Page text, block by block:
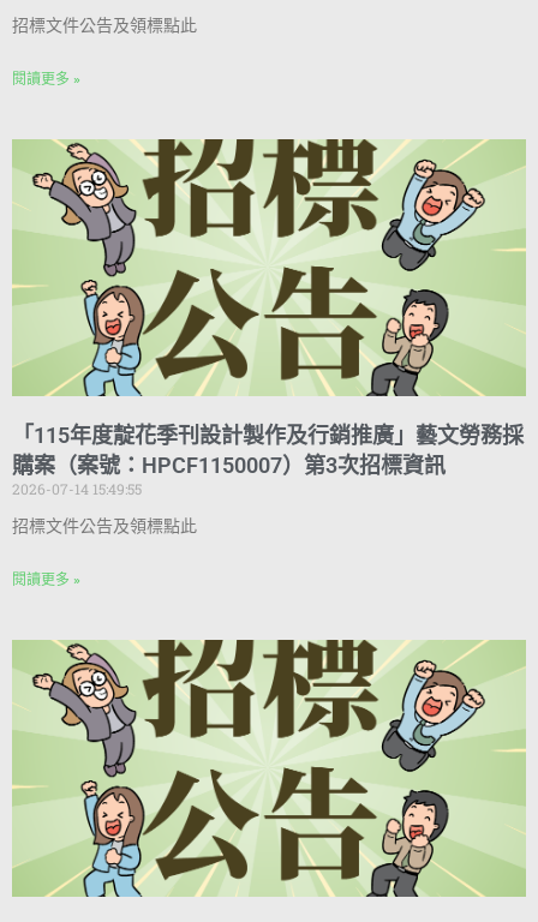
招標文件公告及領標點此
閱讀更多 »
「115年度靛花季刊設計製作及行銷推廣」藝文勞務採
購案（案號：HPCF1150007）第3次招標資訊
2026-07-14 15:49:55
招標文件公告及領標點此
閱讀更多 »